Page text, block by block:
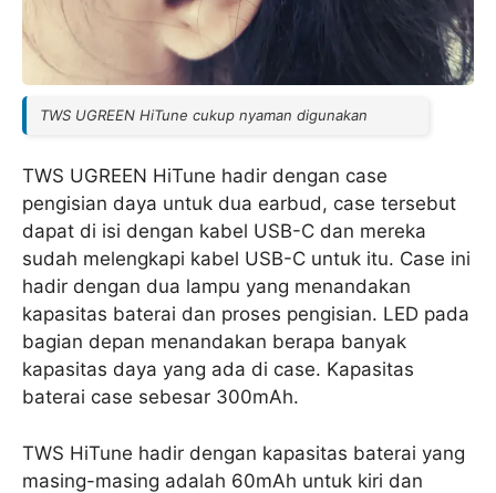
TWS UGREEN HiTune cukup nyaman digunakan
TWS UGREEN HiTune hadir dengan case
pengisian daya untuk dua earbud, case tersebut
dapat di isi dengan kabel USB-C dan mereka
sudah melengkapi kabel USB-C untuk itu. Case ini
hadir dengan dua lampu yang menandakan
kapasitas baterai dan proses pengisian. LED pada
bagian depan menandakan berapa banyak
kapasitas daya yang ada di case. Kapasitas
baterai case sebesar 300mAh.
TWS HiTune hadir dengan kapasitas baterai yang
masing-masing adalah 60mAh untuk kiri dan